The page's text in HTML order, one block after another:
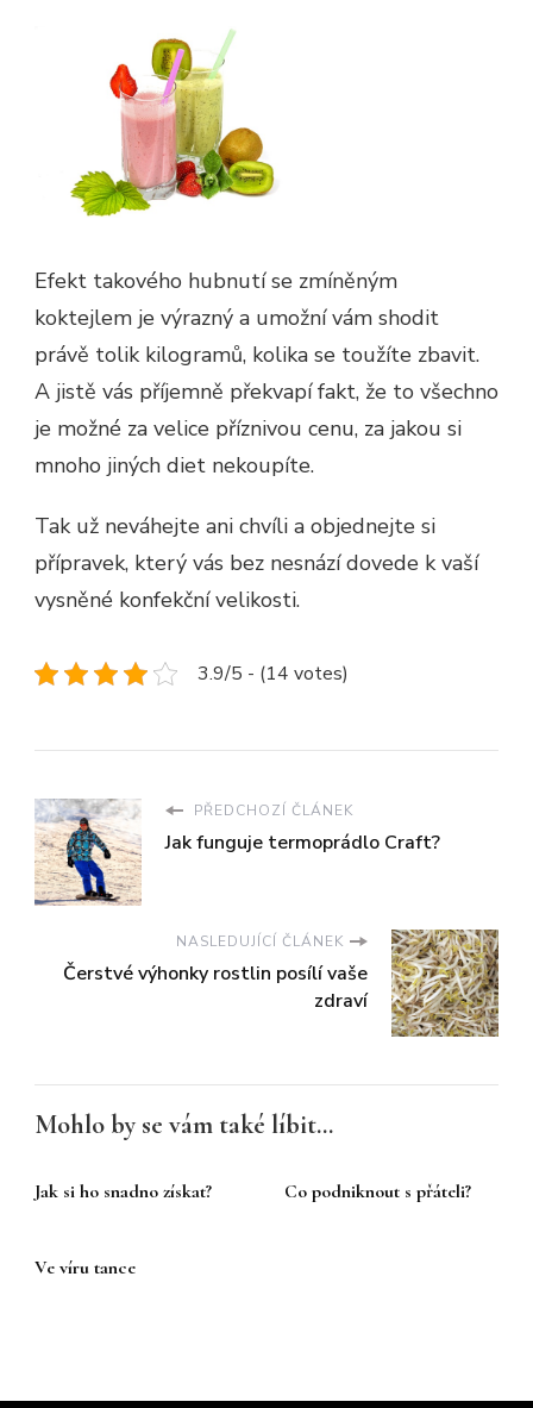
Efekt takového hubnutí se zmíněným
koktejlem je výrazný a umožní vám shodit
právě tolik kilogramů, kolika se toužíte zbavit.
A jistě vás příjemně překvapí fakt, že to všechno
je možné za velice příznivou cenu, za jakou si
mnoho jiných diet nekoupíte.
Tak už neváhejte ani chvíli a objednejte si
přípravek, který vás bez nesnází dovede k vaší
vysněné konfekční velikosti.
3.9/5 - (14 votes)
PŘEDCHOZÍ ČLÁNEK
Jak funguje termoprádlo Craft?
NASLEDUJÍCÍ ČLÁNEK
Čerstvé výhonky rostlin posílí vaše
zdraví
Mohlo by se vám také líbit...
Jak si ho snadno získat? Co podniknout s přáteli?
Ve víru tance